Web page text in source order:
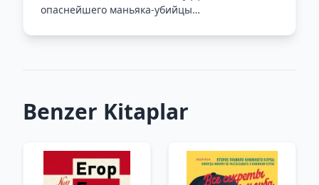
опаснейшего маньяка-убийцы…
Benzer Kitaplar